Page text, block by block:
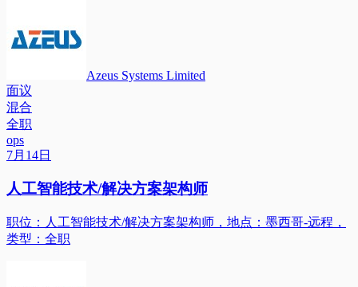
Azeus Systems Limited
面议
混合
全职
ops
7月14日
人工智能技术/解决方案架构师
职位：人工智能技术/解决方案架构师，地点：墨西哥-远程，
类型：全职